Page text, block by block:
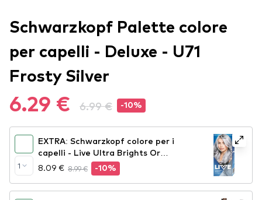
Schwarzkopf Palette colore
per capelli - Deluxe - U71
Frosty Silver
6.29 € 6.99 € -10%
1
EXTRA: Schwarzkopf colore per i
capelli - Live Ultra Brights Or
Pastel - 98 Steel Silver
8.09 € 8.99 € -10%